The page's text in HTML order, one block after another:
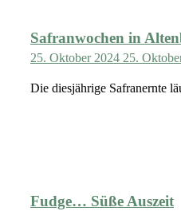
Safranwochen in
25. Oktober 2024 25.
Die diesjährige Safranernte
Fudge… Süße Auszeit